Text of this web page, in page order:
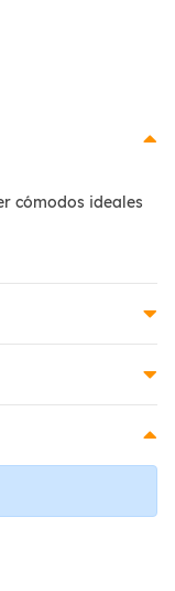
cómodos ideales